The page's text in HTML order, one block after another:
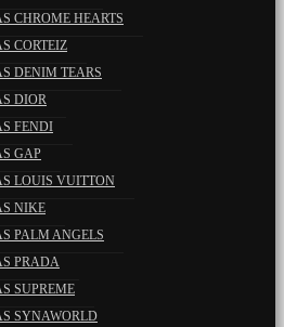
CHROME HEARTS
CORTEIZ
DENIM TEARS
DIOR
FENDI
GAP
LOUIS VUITTON
NIKE
PALM ANGELS
PRADA
SUPREME
SYNAWORLD